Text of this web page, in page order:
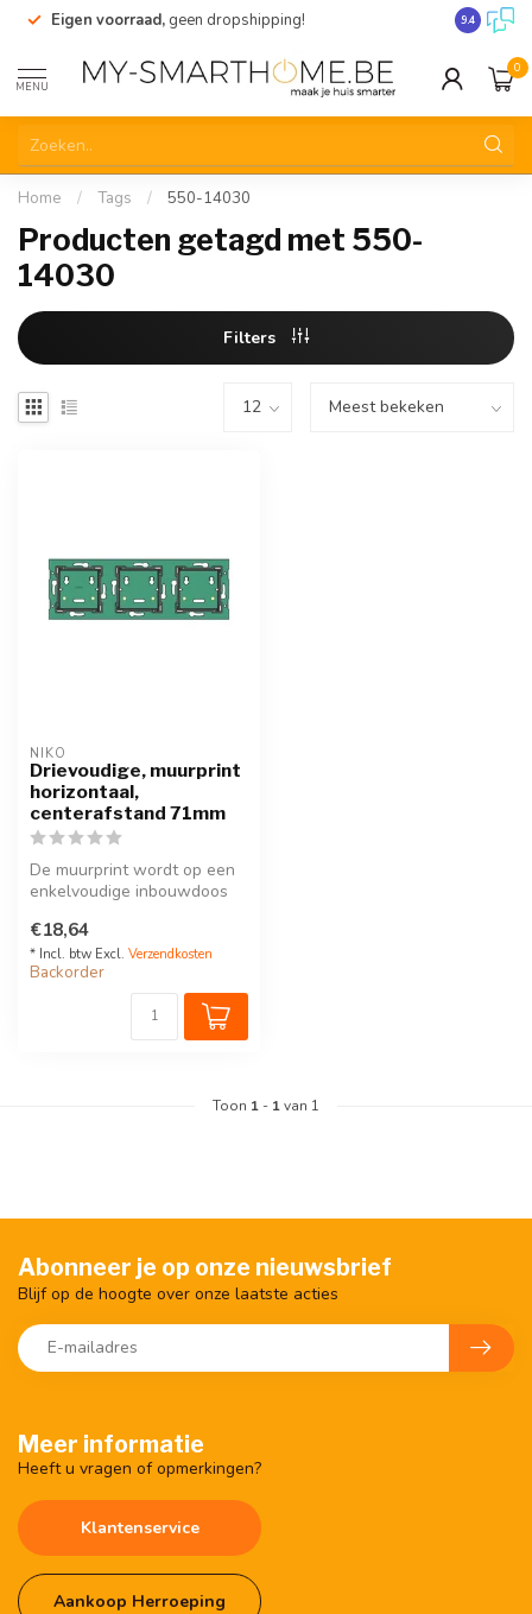
Eigen voorraad, geen dropshipping! 9.4
MENU
0
Home / Tags / 550-14030
Producten getagd met 550-
14030
Filters
NIKO
Drievoudige, muurprint
horizontaal,
centerafstand 71mm
De muurprint wordt op een
enkelvoudige inbouwdoos
geplaa...
€18,64
* Incl. btw Excl. Verzendkosten
Backorder
Toon 1 - 1van 1
Meer informatie
Heeft u vragen of opmerkingen?
Klantenservice
Aankoop Herroeping
Abonneer je op onze nieuwsbrief
Blijf op de hoogte over onze laatste acties